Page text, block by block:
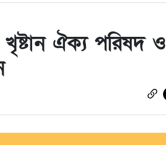
ঐক্য পরিষদ ও